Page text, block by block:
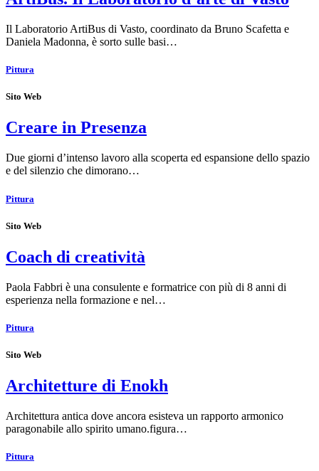
Il Laboratorio ArtiBus di Vasto, coordinato da Bruno Scafetta e
Daniela Madonna, è sorto sulle basi…
Pittura
Sito Web
Creare in Presenza
Due giorni d’intenso lavoro alla scoperta ed espansione dello spazio
e del silenzio che dimorano…
Pittura
Sito Web
Coach di creatività
Paola Fabbri è una consulente e formatrice con più di 8 anni di
esperienza nella formazione e nel…
Pittura
Sito Web
Architetture di Enokh
Architettura antica dove ancora esisteva un rapporto armonico
paragonabile allo spirito umano.figura…
Pittura